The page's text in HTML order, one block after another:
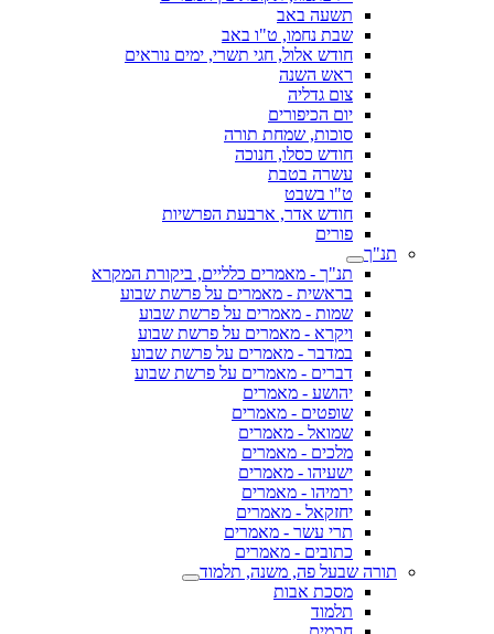
תשעה באב
שבת נחמו, ט"ו באב
חודש אלול, חגי תשרי, ימים נוראים
ראש השנה
צום גדליה
יום הכיפורים
סוכות, שמחת תורה
חודש כסלו, חנוכה
עשרה בטבת
ט"ו בשבט
חודש אדר, ארבעת הפרשיות
פורים
תנ"ך
תנ"ך - מאמרים כלליים, ביקורת המקרא
בראשית - מאמרים על פרשת שבוע
שמות - מאמרים על פרשת שבוע
ויקרא - מאמרים על פרשת שבוע
במדבר - מאמרים על פרשת שבוע
דברים - מאמרים על פרשת שבוע
יהושע - מאמרים
שופטים - מאמרים
שמואל - מאמרים
מלכים - מאמרים
ישעיהו - מאמרים
ירמיהו - מאמרים
יחזקאל - מאמרים
תרי עשר - מאמרים
כתובים - מאמרים
תורה שבעל פה, משנה, תלמוד
מסכת אבות
תלמוד